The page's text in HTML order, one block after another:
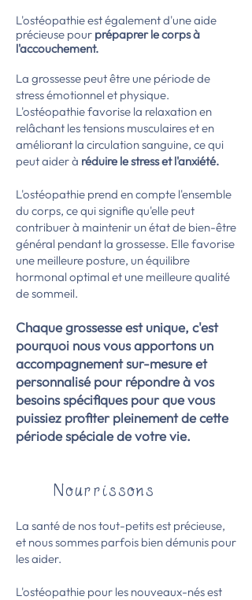
L'ostéopathie est également d'une aide
précieuse pour prépaprer le corps à
l'accouchement.
La grossesse peut être une période de
stress émotionnel et physique.
L'ostéopathie favorise la relaxation en
relâchant les tensions musculaires et en
améliorant la circulation sanguine, ce qui
peut aider à réduire le stress et l'anxiété.
L'ostéopathie prend en compte l'ensemble
du corps, ce qui signifie qu'elle peut
contribuer à maintenir un état de bien-être
général pendant la grossesse. Elle favorise
une meilleure posture, un équilibre
hormonal optimal et une meilleure qualité
de sommeil.
Chaque grossesse est unique, c'est
pourquoi nous vous apportons un
accompagnement sur-mesure et
personnalisé pour répondre à vos
besoins spécifiques pour que vous
puissiez profiter pleinement de cette
période spéciale de votre vie.
Nourrissons
La santé de nos tout-petits est précieuse,
et nous sommes parfois bien démunis pour
les aider.
L'ostéopathie pour les nouveaux-nés est